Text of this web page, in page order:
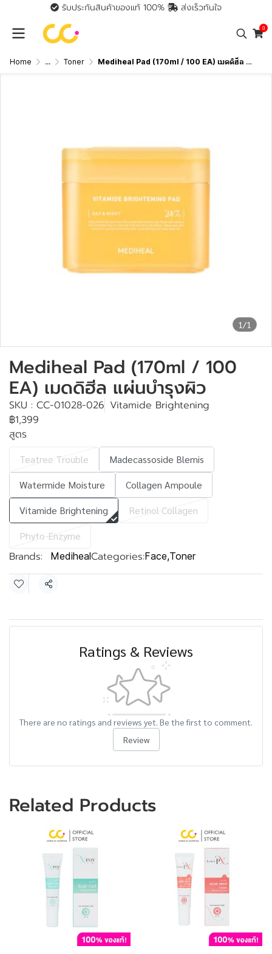
รับประกันสินค้าของแท้ 100% ส่งเร็วทันใจ
0
Home ... Toner Mediheal Pad (170ml / 100 EA) เมดดิฮีล แผ่นบำรุงผิว
1/1
Mediheal Pad (170ml / 100
EA) เมดดิฮีล แผ่นบำรุงผิว
SKU : CC-01028-026 Vitamide Brightening
฿1,399
สูตร
Teatree Trouble
Madecassoside Blemis
Watermide Moisture
Collagen Ampoule
Vitamide Brightening
Retinol Collagen
Phyto-Enzyme
Brands: MedihealCategories:Face,Toner
Share
Ratings & Reviews
There are no ratings and reviews yet. Be the first to comment.
Review
Related Products